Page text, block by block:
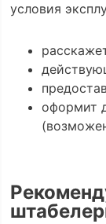
условия
оформит